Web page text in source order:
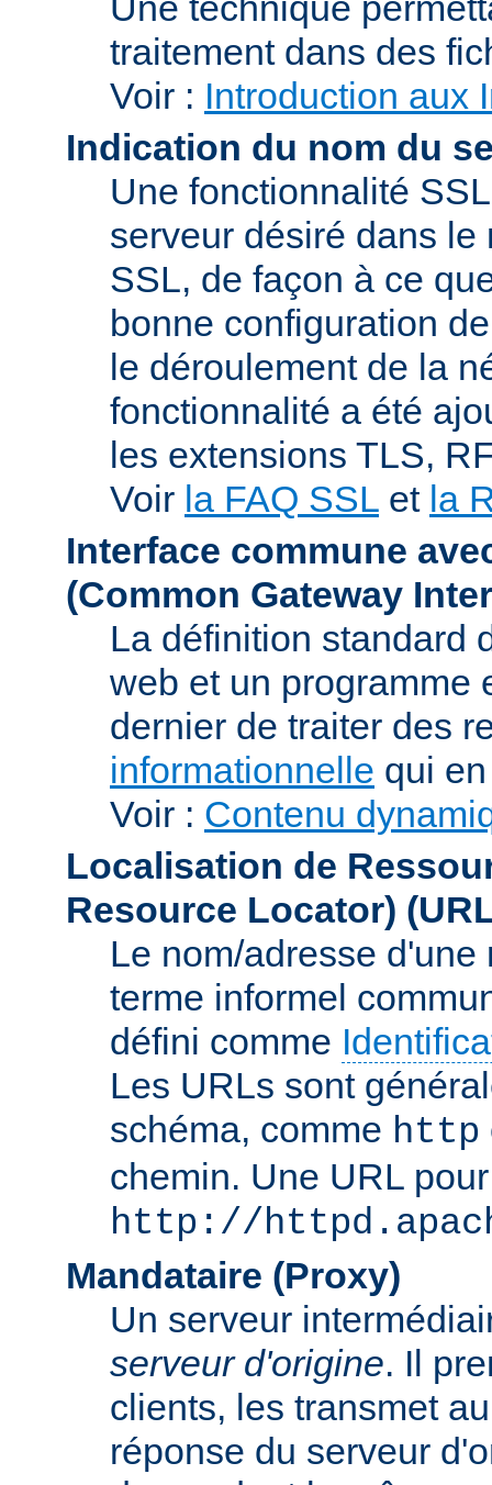
traitement dans des
Voir : Introduction aux
Indication du nom du
Une fonctionnalité
serveur désiré dans
SSL, de façon à ce
bonne configuration
le déroulement de la
fonctionnalité a été
les extensions TLS,
Voir la FAQ SSL et la
Interface commune
(Common Gateway
La définition standard
web et un programme
dernier de traiter des
informationnelle qui
Voir : Contenu
Localisation de
Resource Locator)
Le nom/adresse
terme informel
défini comme
Les URLs sont
schéma, comme http
chemin. Une URL
http://
Mandataire (Proxy)
Un serveur
serveur d'origine. Il
clients, les transmet
réponse du serveur